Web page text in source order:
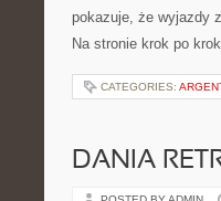
pokazuje, że wyjazdy
Na stronie krok po
CATEGORIES:
DANIA